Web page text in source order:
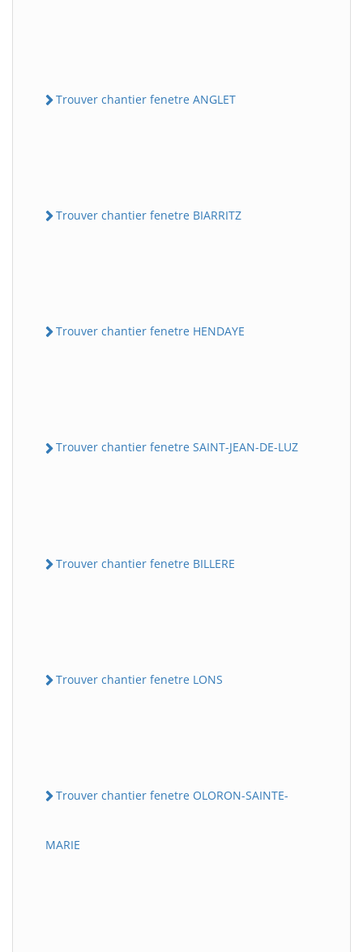
Trouver chantier fenetre ANGLET
Trouver chantier fenetre BIARRITZ
Trouver chantier fenetre HENDAYE
Trouver chantier fenetre SAINT-JEAN-DE-LUZ
Trouver chantier fenetre BILLERE
Trouver chantier fenetre LONS
Trouver chantier fenetre OLORON-SAINTE-
MARIE